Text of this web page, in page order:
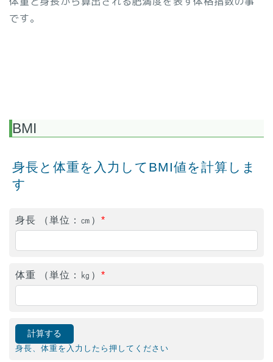
です。
BMI
身長と体重を入力してBMI値を計算しま
す
身長 （単位：㎝） *
体重 （単位：㎏） *
身長、体重を入力したら押してください